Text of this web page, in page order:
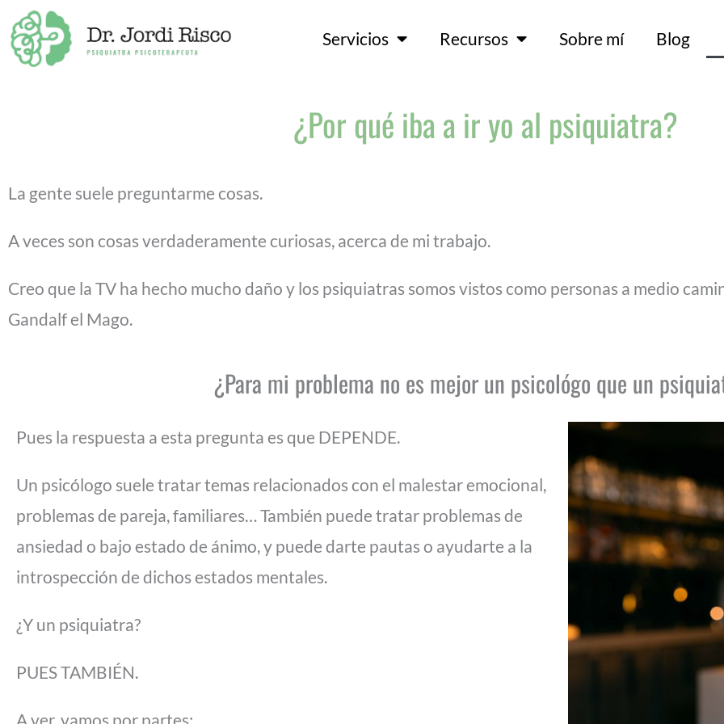
al
Servicios Recursos Sobre mí Blog
¿Por qué iba a ir yo al psiquiatra?
La gente suele preguntarme cosas.
A veces son cosas verdaderamente curiosas, acerca de mi trabajo.
Creo que la TV ha hecho mucho daño y los psiquiatras somos vistos como personas a medio
Gandalf el Mago.
¿Para mi problema no es mejor un psicológo que un
Pues la respuesta a esta pregunta es que DEPENDE.
Un psicólogo suele tratar temas relacionados con el malestar emocional,
problemas de pareja, familiares… También puede tratar problemas de
ansiedad o bajo estado de ánimo, y puede darte pautas o ayudarte a la
introspección de dichos estados mentales.
¿Y un psiquiatra?
PUES TAMBIÉN.
A ver, vamos por partes: